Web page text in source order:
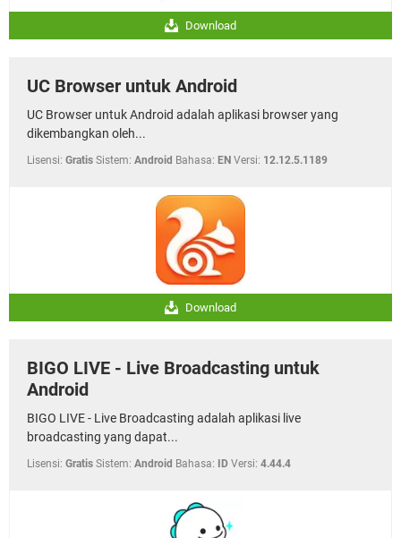
Download
UC Browser untuk Android
UC Browser untuk Android adalah aplikasi browser yang
dikembangkan oleh...
Lisensi: Gratis Sistem: Android Bahasa: EN Versi: 12.12.5.1189
Download
BIGO LIVE - Live Broadcasting untuk
Android
BIGO LIVE - Live Broadcasting adalah aplikasi live
broadcasting yang dapat...
Lisensi: Gratis Sistem: Android Bahasa: ID Versi: 4.44.4